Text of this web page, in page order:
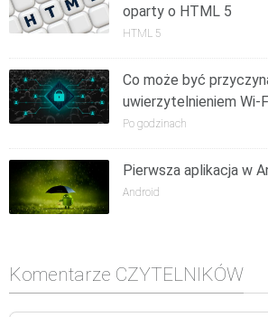
oparty o HTML 5
HTML 5
Co może być
uwierzytelnieniem Wi-
Po godzinach
Pierwsza aplikacja w
Android
Komentarze CZYTELNIKÓW